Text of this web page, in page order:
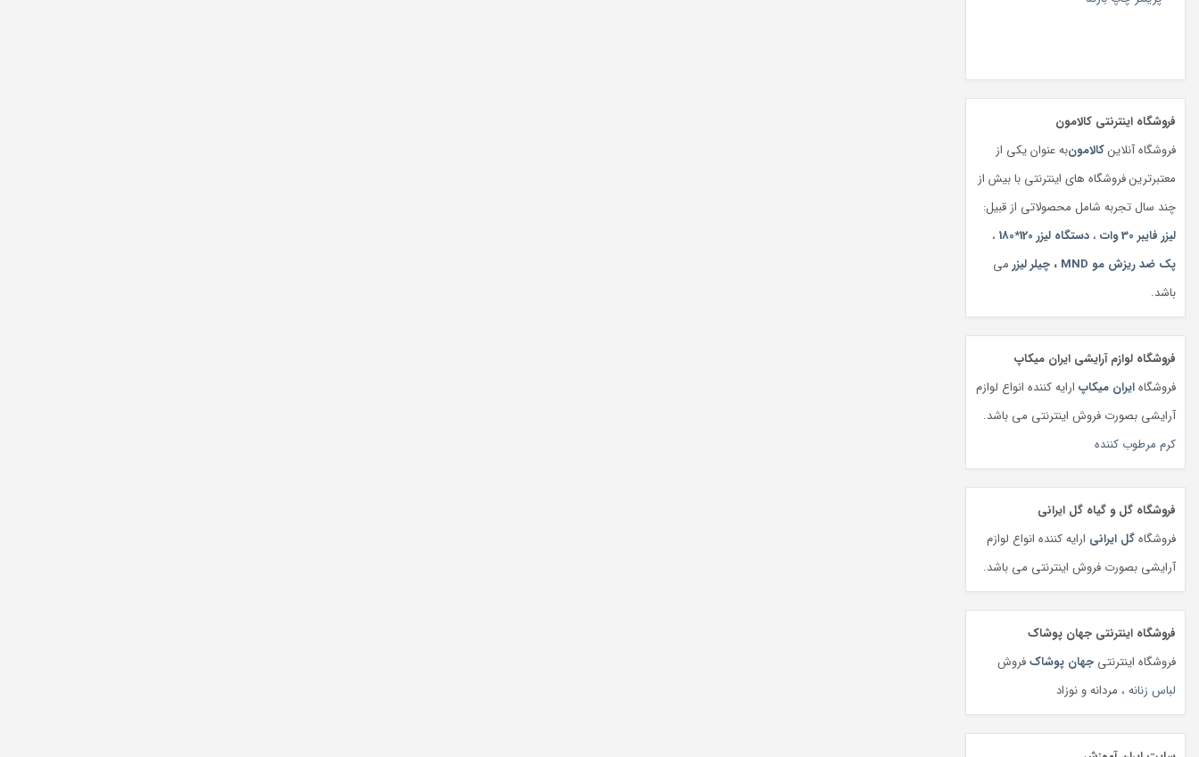
فروشگاه اینترنتی کالامون
فروشگاه آنلاینکالامونبه عنوان یکی از
معتبرترین فروشگاه های اینترنتی با بیش از
چند سال تجربه شامل محصولاتی از قبیل:
لیزر فایبر 30 وات
، دستگاه لیزر 120*180
،
پک ضد ریزش مو MND
، چیلر لیزر می
باشد.
فروشگاه لوازم آرایشی ایران میکاپ
فروشگاهایران میکاپ ارایه کننده انواع لوازم
آرایشی بصورت فروش اینترنتی می باشد.
کرم مرطوب کننده
فروشگاه گل و گیاه گل ایرانی
فروشگاهگل ایرانی ارایه کننده انواع لوازم
آرایشی بصورت فروش اینترنتی می باشد.
فروشگاه اینترنتی جهان پوشاک
فروشگاه اینترنتی جهان پوشاکفروش
لباس زنانه ، مردانه و نوزاد